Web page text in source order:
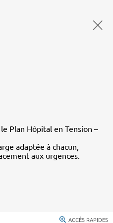
Plan Hôpital en Tension –
adaptée à chacun,
aux urgences.
ACCÈS RAPIDES